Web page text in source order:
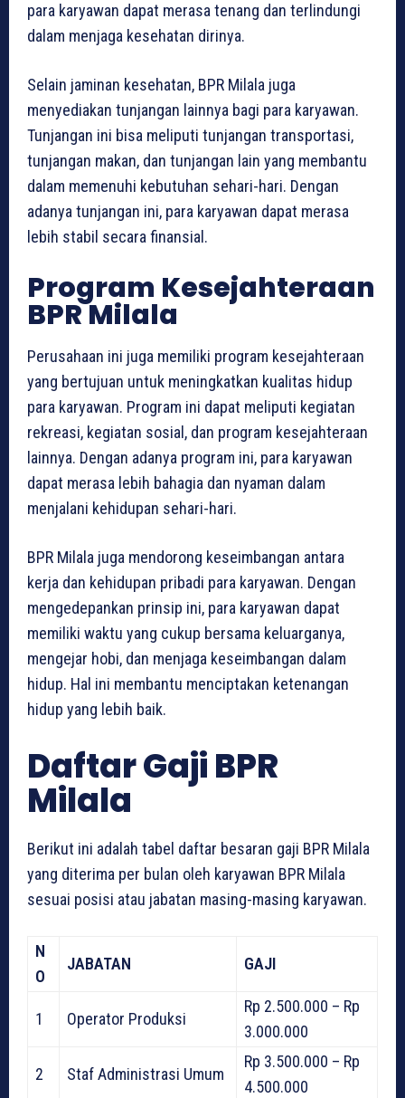
para karyawan dapat merasa tenang dan terlindungi
dalam menjaga kesehatan dirinya.
Selain jaminan kesehatan, BPR Milala juga
menyediakan tunjangan lainnya bagi para karyawan.
Tunjangan ini bisa meliputi tunjangan transportasi,
tunjangan makan, dan tunjangan lain yang membantu
dalam memenuhi kebutuhan sehari-hari. Dengan
adanya tunjangan ini, para karyawan dapat merasa
lebih stabil secara finansial.
Program Kesejahteraan
BPR Milala
Perusahaan ini juga memiliki program kesejahteraan
yang bertujuan untuk meningkatkan kualitas hidup
para karyawan. Program ini dapat meliputi kegiatan
rekreasi, kegiatan sosial, dan program kesejahteraan
lainnya. Dengan adanya program ini, para karyawan
dapat merasa lebih bahagia dan nyaman dalam
menjalani kehidupan sehari-hari.
BPR Milala juga mendorong keseimbangan antara
kerja dan kehidupan pribadi para karyawan. Dengan
mengedepankan prinsip ini, para karyawan dapat
memiliki waktu yang cukup bersama keluarganya,
mengejar hobi, dan menjaga keseimbangan dalam
hidup. Hal ini membantu menciptakan ketenangan
hidup yang lebih baik.
Daftar Gaji BPR
Milala
Berikut ini adalah tabel daftar besaran gaji BPR Milala
yang diterima per bulan oleh karyawan BPR Milala
sesuai posisi atau jabatan masing-masing karyawan.
N
O
JABATAN GAJI
1 Operator Produksi
Rp 2.500.000 – Rp
3.000.000
2 Staf Administrasi Umum
Rp 3.500.000 – Rp
4.500.000